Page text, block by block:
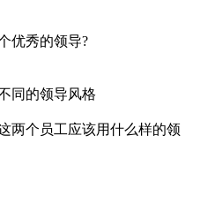
优秀的领导?
同的领导风格
两个员工应该用什么样的领